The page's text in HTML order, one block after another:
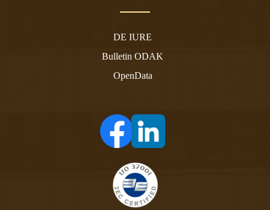
DE IURE
Bulletin ODAK
OpenData
(otvára sa v novom tabe)
(otvára sa v novom tabe)